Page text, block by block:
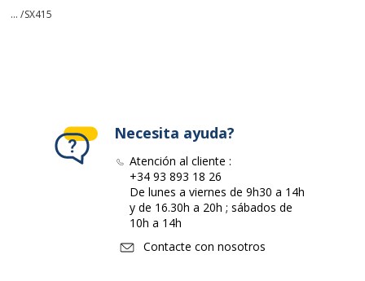
... /SX415
Necesita ayuda?
Atención al cliente :
+34 93 893 18 26
De lunes a viernes de 9h30 a 14h
y de 16.30h a 20h ; sábados de
10h a 14h
Contacte con nosotros